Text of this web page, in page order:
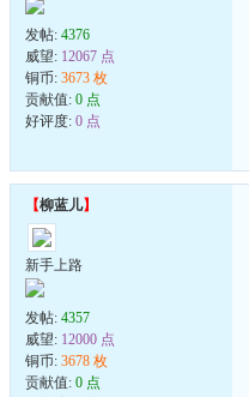
发帖: 4376
威望: 12067 点
铜币: 3673 枚
贡献值: 0 点
好评度: 0 点
【柳蓝儿】
新手上路
发帖: 4357
威望: 12000 点
铜币: 3678 枚
贡献值: 0 点